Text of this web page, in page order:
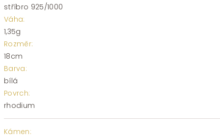
stříbro 925/1000
Váha:
1,35g
Rozměr:
18cm
Barva:
bílá
Povrch:
rhodium
Kámen: